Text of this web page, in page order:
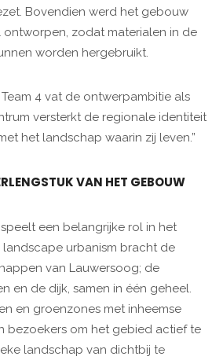
Bovendien werd het gebouw
zodat materialen in de
worden hergebruikt.
4 vat de ontwerpambitie als
versterkt de regionale identiteit
het landschap waarin zij leven.”
VAN HET GEBOUW
een belangrijke rol in het
urbanism bracht de
van Lauwersoog; de
en de dijk, samen in één geheel.
en groenzones met inheemse
bezoekers om het gebied actief te
landschap van dichtbij te